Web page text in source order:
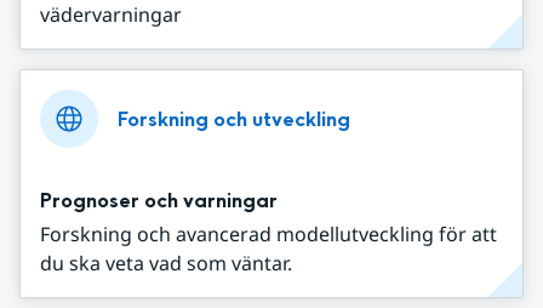
vädervarningar
Forskning och utveckling
Prognoser och varningar
Forskning och avancerad modellutveckling för att
du ska veta vad som väntar.